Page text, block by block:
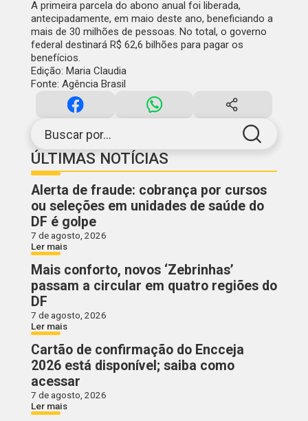
Buscar por...
ÚLTIMAS NOTÍCIAS
Alerta de fraude: cobrança por cursos
ou seleções em unidades de saúde do
DF é golpe
7 de agosto, 2026
Ler mais
Mais conforto, novos ‘Zebrinhas’
passam a circular em quatro regiões do
DF
7 de agosto, 2026
Ler mais
Cartão de confirmação do Encceja
2026 está disponível; saiba como
acessar
7 de agosto, 2026
Ler mais
A primeira parcela do abono anual foi liberada,
antecipadamente, em maio deste ano, beneficiando a
mais de 30 milhões de pessoas. No total, o governo
federal destinará R$ 62,6 bilhões para pagar os
benefícios.
Edição: Maria Claudia
Fonte: Agência Brasil